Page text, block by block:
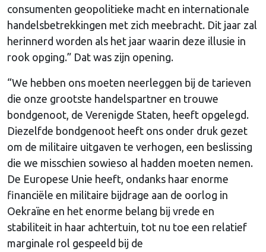
consumenten geopolitieke macht en internationale
handelsbetrekkingen met zich meebracht. Dit jaar zal
herinnerd worden als het jaar waarin deze illusie in
rook opging.” Dat was zijn opening.
“We hebben ons moeten neerleggen bij de tarieven
die onze grootste handelspartner en trouwe
bondgenoot, de Verenigde Staten, heeft opgelegd.
Diezelfde bondgenoot heeft ons onder druk gezet
om de militaire uitgaven te verhogen, een beslissing
die we misschien sowieso al hadden moeten nemen.
De Europese Unie heeft, ondanks haar enorme
financiële en militaire bijdrage aan de oorlog in
Oekraïne en het enorme belang bij vrede en
stabiliteit in haar achtertuin, tot nu toe een relatief
marginale rol gespeeld bij de